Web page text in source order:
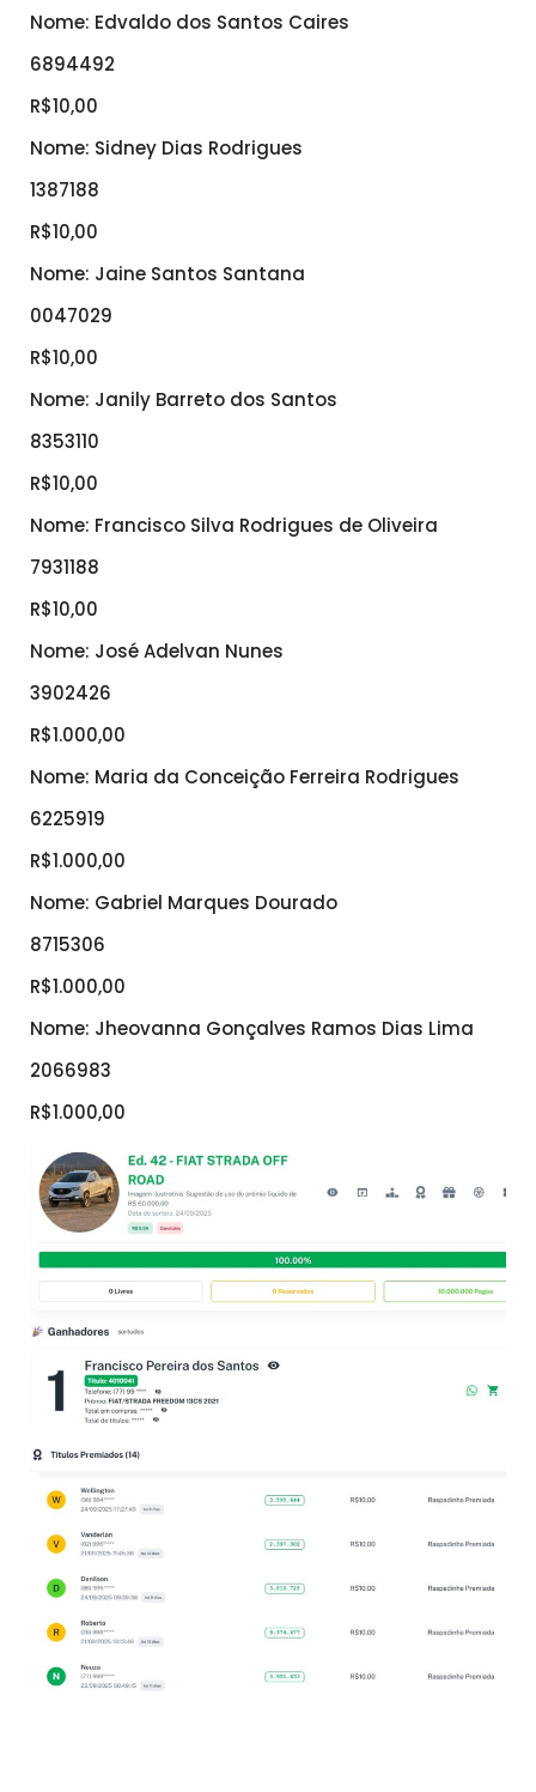
Nome: Edvaldo dos Santos Caires
6894492
R$10,00
Nome: Sidney Dias Rodrigues
1387188
R$10,00
Nome: Jaine Santos Santana
0047029
R$10,00
Nome: Janily Barreto dos Santos
8353110
R$10,00
Nome: Francisco Silva Rodrigues de Oliveira
7931188
R$10,00
Nome: José Adelvan Nunes
3902426
R$1.000,00
Nome: Maria da Conceição Ferreira Rodrigues
6225919
R$1.000,00
Nome: Gabriel Marques Dourado
8715306
R$1.000,00
Nome: Jheovanna Gonçalves Ramos Dias Lima
2066983
R$1.000,00